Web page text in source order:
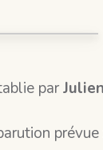
par
prévue